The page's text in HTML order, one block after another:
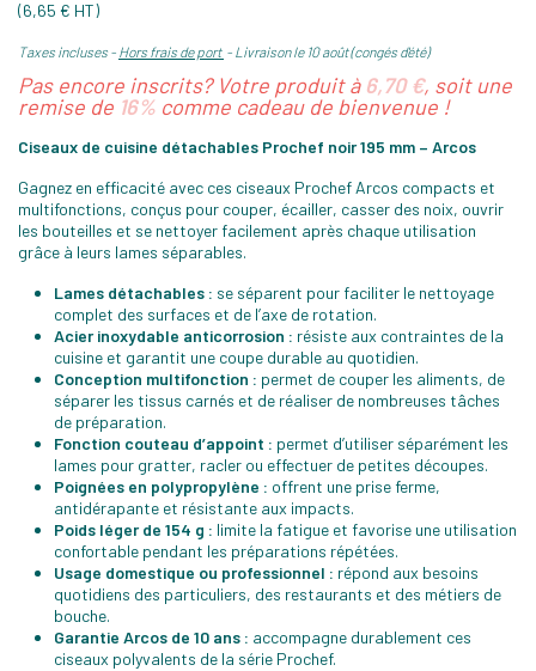
(6,65 € HT)
Taxes incluses Hors frais de port Livraison le 10 août (congés d'été)
Pas encore inscrits? Votre produit à 6,70 €, soit une
remise de 16% comme cadeau de bienvenue !
Ciseaux de cuisine détachables Prochef noir 195 mm – Arcos
Gagnez en efficacité avec ces ciseaux Prochef Arcos compacts et
multifonctions, conçus pour couper, écailler, casser des noix, ouvrir
les bouteilles et se nettoyer facilement après chaque utilisation
grâce à leurs lames séparables.
Lames détachables : se séparent pour faciliter le nettoyage
complet des surfaces et de l’axe de rotation.
Acier inoxydable anticorrosion : résiste aux contraintes de la
cuisine et garantit une coupe durable au quotidien.
Conception multifonction : permet de couper les aliments, de
séparer les tissus carnés et de réaliser de nombreuses tâches
de préparation.
Fonction couteau d’appoint : permet d’utiliser séparément les
lames pour gratter, racler ou effectuer de petites découpes.
Poignées en polypropylène : offrent une prise ferme,
antidérapante et résistante aux impacts.
Poids léger de 154 g : limite la fatigue et favorise une utilisation
confortable pendant les préparations répétées.
Usage domestique ou professionnel : répond aux besoins
quotidiens des particuliers, des restaurants et des métiers de
bouche.
Garantie Arcos de 10 ans : accompagne durablement ces
ciseaux polyvalents de la série Prochef.